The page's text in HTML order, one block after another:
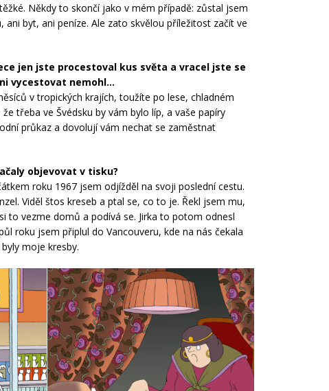
Někdy to skončí jako v mém případě: zůstal jsem
ani byt, ani peníze. Ale zato skvělou příležitost začít ve
jen jste procestoval kus světa a vracel jste se
vycestovat nemohl…
v tropických krajích, toužíte po lese, chladném
třeba ve Švédsku by vám bylo líp, a vaše papíry
průkaz a dovolují vám nechat se zaměstnat
objevovat v tisku?
roku 1967 jsem odjížděl na svoji poslední cestu.
Viděl štos kreseb a ptal se, co to je. Řekl jsem mu,
to vezme domů a podívá se. Jirka to potom odnesl
roku jsem připlul do Vancouveru, kde na nás čekala
moje kresby.